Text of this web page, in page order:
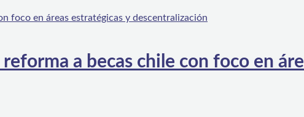
a becas chile con foco en